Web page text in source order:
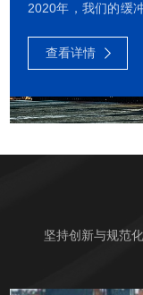
2020年，我们的缓
（中国） 、复合缓
氨酯缓冲器等。我
产品和全面的售后
专业的技术与生产
台获得了国家发明
查看详情
坚持创新与规范